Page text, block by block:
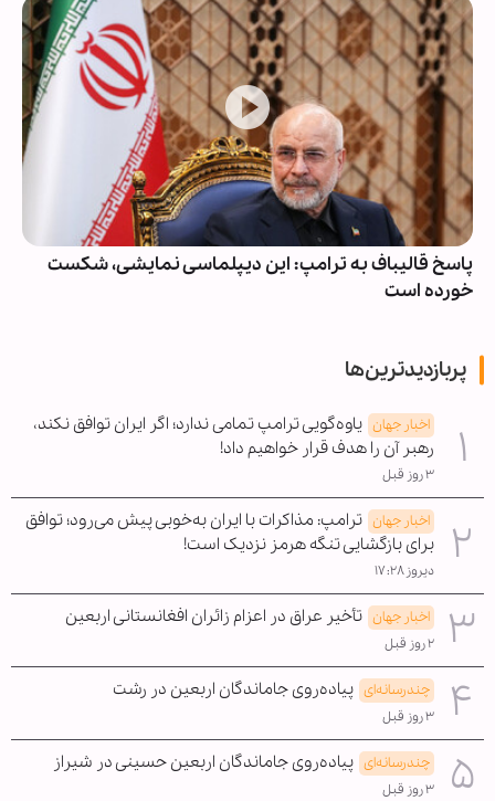
پاسخ قالیباف به ترامپ: این دیپلماسی نمایشی، شکست
خورده است
پربازدیدترین‌ها
اخبار جهان یاوه‌گویی ترامپ تمامی ندارد؛ اگر ایران توافق نکند،
رهبر آن را هدف قرار خواهیم داد!
۳ روز قبل
اخبار جهان ترامپ: مذاکرات با ایران به‌خوبی پیش می‌رود؛ توافق
برای بازگشایی تنگه هرمز نزدیک است!
دیروز ۱۷:۲۸
اخبار جهان تأخیر عراق در اعزام زائران افغانستانی اربعین
۲ روز قبل
چندرسانه‌ای پیاده‌روی جاماندگان اربعین در رشت
۳ روز قبل
چندرسانه‌ای پیاده‌روی جاماندگان اربعین حسینی در شیراز
۳ روز قبل